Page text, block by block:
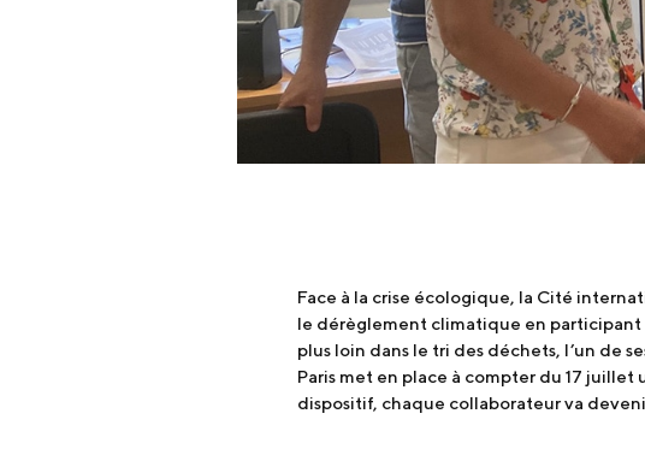
Face à la crise écologique, la Cité
le dérèglement climatique en participant
plus loin dans le tri des déchets, l’un de
Paris met en place à compter du 17
dispositif, chaque collaborateur va